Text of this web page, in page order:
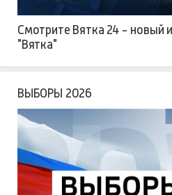
Смотрите Вятка 24 - новый
"Вятка"
ВЫБОРЫ 2026